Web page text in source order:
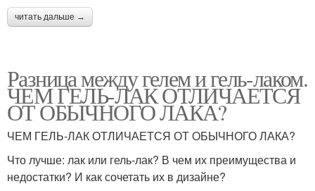
читать дальше →
Разница между гелем и гель-лаком.
ЧЕМ ГЕЛЬ-ЛАК ОТЛИЧАЕТСЯ
ОТ ОБЫЧНОГО ЛАКА?
ЧЕМ ГЕЛЬ-ЛАК ОТЛИЧАЕТСЯ ОТ ОБЫЧНОГО ЛАКА?
Что лучше: лак или гель-лак? В чем их преимущества и
недостатки? И как сочетать их в дизайне?